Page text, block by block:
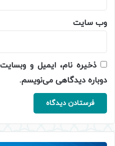
وب‌ سایت
ذخیره نام، ایمیل و
دوباره دیدگاهی می‌نویسم.